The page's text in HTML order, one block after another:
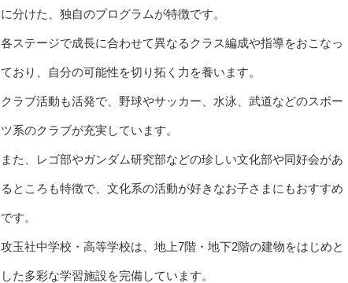
に分けた、独自のプログラムが特徴です。
各ステージで成長に合わせて異なるクラス編成や指導をおこなっ
ており、自分の可能性を切り拓く力を養います。
クラブ活動も活発で、野球やサッカー、水泳、武道などのスポー
ツ系のクラブが充実しています。
また、レゴ部やガンダム研究部などの珍しい文化部や同好会があ
るところも特徴で、文化系の活動が好きなお子さまにもおすすめ
です。
攻玉社中学校・高等学校は、地上7階・地下2階の建物をはじめと
した多彩な学習施設を完備しています。